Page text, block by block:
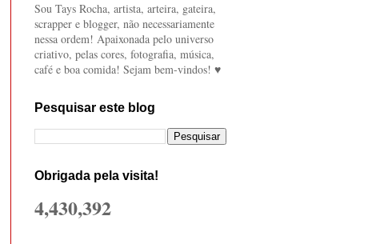
Sou Tays Rocha, artista, arteira, gateira,
scrapper e blogger, não necessariamente
nessa ordem! Apaixonada pelo universo
criativo, pelas cores, fotografia, música,
café e boa comida! Sejam bem-vindos! ♥
Pesquisar este blog
Obrigada pela visita!
4,430,392